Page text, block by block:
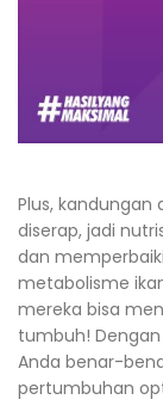
Plus,
diserap, jadi
dan
metabolisme
mereka bisa
tumbuh! Dengan
Anda benar-
pertumbuhan